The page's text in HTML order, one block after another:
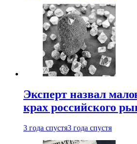
Эксперт назвал
крах российского
3 года спустя3 года спустя